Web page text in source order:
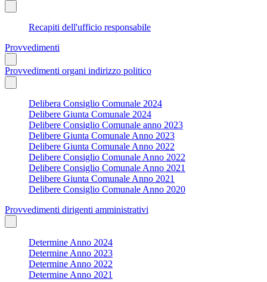
Recapiti dell'ufficio responsabile
Provvedimenti
Provvedimenti organi indirizzo politico
Delibera Consiglio Comunale 2024
Delibere Giunta Comunale 2024
Delibere Consiglio Comunale anno 2023
Delibere Giunta Comunale Anno 2023
Delibere Giunta Comunale Anno 2022
Delibere Consiglio Comunale Anno 2022
Delibere Consiglio Comunale Anno 2021
Delibere Giunta Comunale Anno 2021
Delibere Consiglio Comunale Anno 2020
Provvedimenti dirigenti amministrativi
Determine Anno 2024
Determine Anno 2023
Determine Anno 2022
Determine Anno 2021